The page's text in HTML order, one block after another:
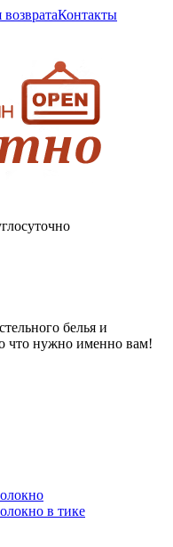
Контакты
белья и
что нужно именно вам!
в тике